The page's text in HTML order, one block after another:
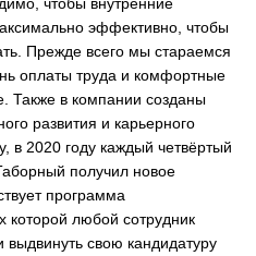
эффективно, чтобы
Прежде всего мы стараемся
оплаты труда и комфортные
Также в компании созданы
развития и карьерного
в 2020 году каждый четвёртый
получил новое
программа
любой сотрудник
выдвинуть свою кандидатуру